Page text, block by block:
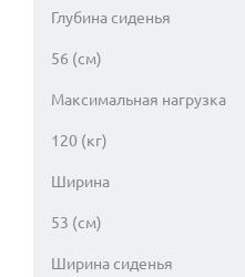
Глубина сиденья
56 (см)
Максимальная нагрузка
120 (кг)
Ширина
53 (см)
Ширина сиденья